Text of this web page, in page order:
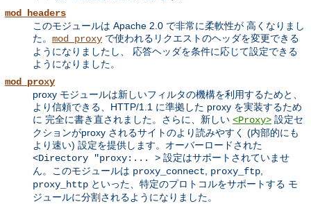
mod_headers
このモジュールは Apache 2.0 で非常に柔軟性が 高くなりまし
た。 mod_proxy で使われるリクエストのヘッダを変更できる
ようになりましたし、 応答ヘッダを条件に応じて設定できる
ようになりました。
mod_proxy
proxy モジュールは新しいフィルタの機構を利用するためと、
より信頼できる、HTTP/1.1 に準拠した proxy を実装するため
に 完全に書き直されました。さらに、新しい <Proxy> 設定セ
クションがproxy されるサイトのより読みやすく (内部的にも
より速い) 設定を提供します。オーバーロードされた
<Directory "proxy:... > 設定はサポートされていませ
ん。このモジュールは proxy_connect, proxy_ftp,
proxy_http といった、特定のプロトコルをサポートする モ
ジュールに分割されるようになりました。